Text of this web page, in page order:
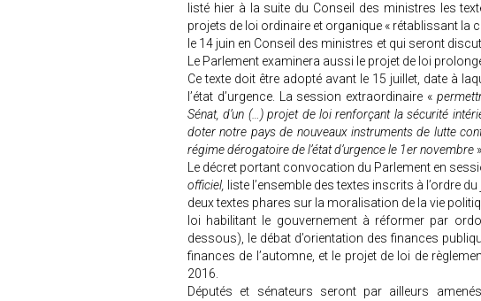
listé hier à la suite du Conseil des ministres les
projets de loi ordinaire et organique « rétablissant la
le 14 juin en Conseil des ministres et qui seront
Le Parlement examinera aussi le projet de loi
Ce texte doit être adopté avant le 15 juillet, date à
l’état d’urgence. La session extraordinaire «
Sénat, d’un (…) projet de loi renforçant la sécurité
doter notre pays de nouveaux instruments de lutte
régime dérogatoire de l’état d’urgence le 1er novembre
Le décret portant convocation du Parlement en
officiel,
liste l’ensemble des textes inscrits à l’ordre
deux textes phares sur la moralisation de la vie
loi habilitant le gouvernement à réformer par
dessous), le débat d’orientation des finances
finances de l’automne, et le projet de loi de
2016.
Députés et sénateurs seront par ailleurs